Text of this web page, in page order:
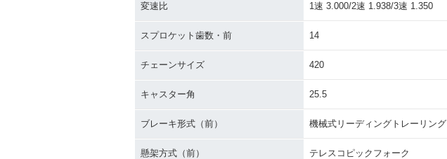
変速比 1速 3.000/2速 1.938/3速 1.350
スプロケット歯数・前 14
チェーンサイズ 420
キャスター角 25.5
ブレーキ形式（前） 機械式リーディングトレーリング
懸架方式（前） テレスコピックフォーク